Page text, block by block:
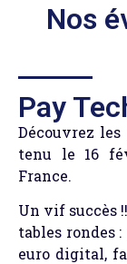
Nos
Pay
Découvrez les
tenu le 16
France.
Un vif succès
tables rondes
euro digital,